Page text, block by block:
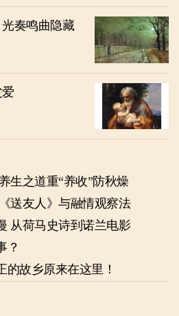
奏鸣曲隐藏
立秋知了嘶鸣应秋收 养生之道重“养收”防秋燥
送友人》与融情观察法
从荷马史诗到诺兰电影
？
故乡原来在这里！